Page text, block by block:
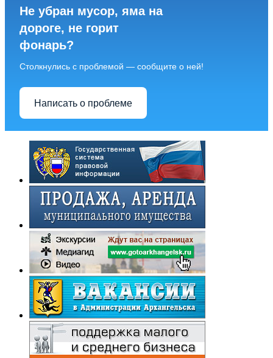
Не убран мусор, яма на
дороге, не горит
фонарь?
Столкнулись с проблемой — сообщите о ней!
Написать о проблеме